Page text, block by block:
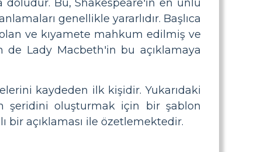
Bu, Shakespeare'in en ünlü
genellikle yararlıdır. Başlıca
ve kıyamete mahkum edilmiş ve
Lady Macbeth'in bu açıklamaya
kaydeden ilk kişidir. Yukarıdaki
şeridini oluşturmak için bir şablon
bir açıklaması ile özetlemektedir.